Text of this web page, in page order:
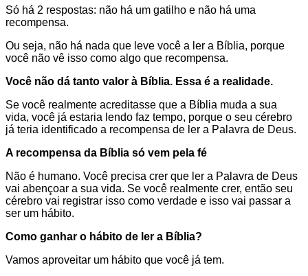
Só há 2 respostas: não há um gatilho e não há uma
recompensa.
Ou seja, não há nada que leve você a ler a Bíblia, porque
você não vê isso como algo que recompensa.
Você não dá tanto valor à Bíblia. Essa é a realidade.
Se você realmente acreditasse que a Bíblia muda a sua
vida, você já estaria lendo faz tempo, porque o seu cérebro
já teria identificado a recompensa de ler a Palavra de Deus.
A recompensa da Bíblia só vem pela fé
Não é humano. Você precisa crer que ler a Palavra de Deus
vai abençoar a sua vida. Se você realmente crer, então seu
cérebro vai registrar isso como verdade e isso vai passar a
ser um hábito.
Como ganhar o hábito de ler a Bíblia?
Vamos aproveitar um hábito que você já tem.